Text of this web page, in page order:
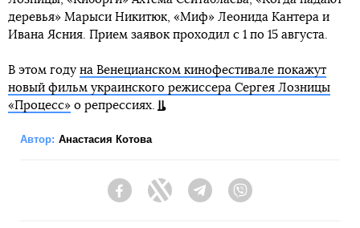
деревья» Марыси Никитюк, «Миф» Леонида Кантера и
Ивана Ясния. Прием заявок проходил с 1 по 15 августа.
В этом году на Венецианском кинофестивале покажут
новый фильм украинского режиссера Сергея Лозницы
«Процесс» о репрессиях.
Автор: Анастасия Котова
FacebookTwitter Telegram